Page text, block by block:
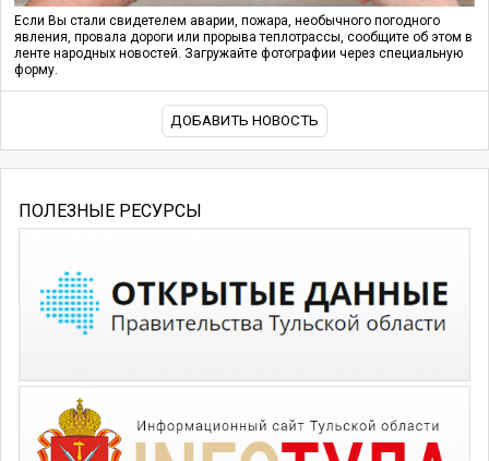
Если Вы стали свидетелем аварии, пожара, необычного погодного
явления, провала дороги или прорыва теплотрассы, сообщите об этом в
ленте народных новостей. Загружайте фотографии через специальную
форму.
ДОБАВИТЬ НОВОСТЬ
ПОЛЕЗНЫЕ РЕСУРСЫ